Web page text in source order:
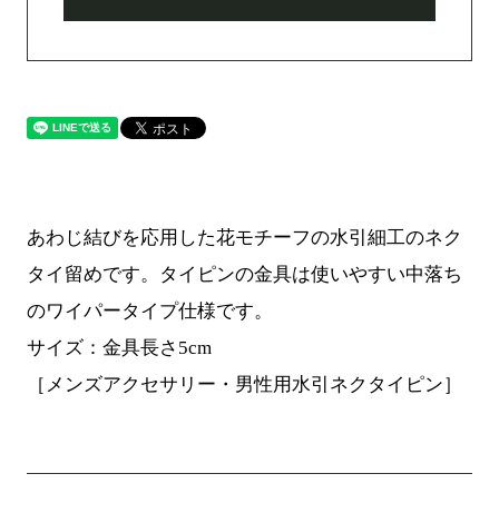
あわじ結びを応用した花モチーフの水引細工のネク
タイ留めです。タイピンの金具は使いやすい中落ち
のワイパータイプ仕様です。
サイズ：金具長さ5cm
［メンズアクセサリー・男性用水引ネクタイピン］